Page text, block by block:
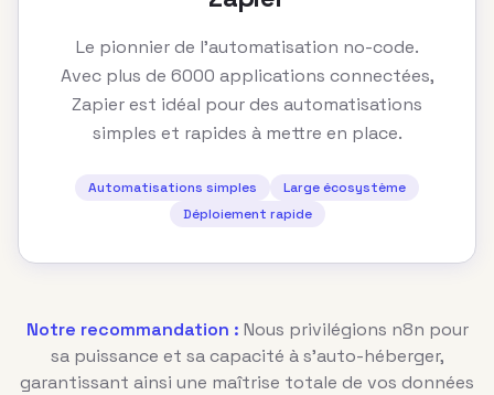
Le pionnier de l'automatisation no-code.
Avec plus de 6000 applications connectées,
Zapier est idéal pour des automatisations
simples et rapides à mettre en place.
Automatisations simples
Large écosystème
Déploiement rapide
Notre recommandation : Nous privilégions n8n pour
sa puissance et sa capacité à s'auto-héberger,
garantissant ainsi une maîtrise totale de vos données